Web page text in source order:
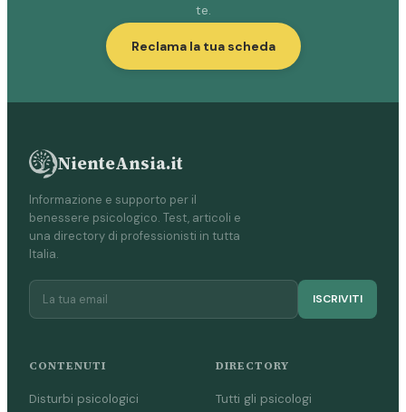
te.
Reclama la tua scheda
NienteAnsia.it
Informazione e supporto per il
benessere psicologico. Test, articoli e
una directory di professionisti in tutta
Italia.
ISCRIVITI
CONTENUTI
Disturbi psicologici
DIRECTORY
Tutti gli psicologi